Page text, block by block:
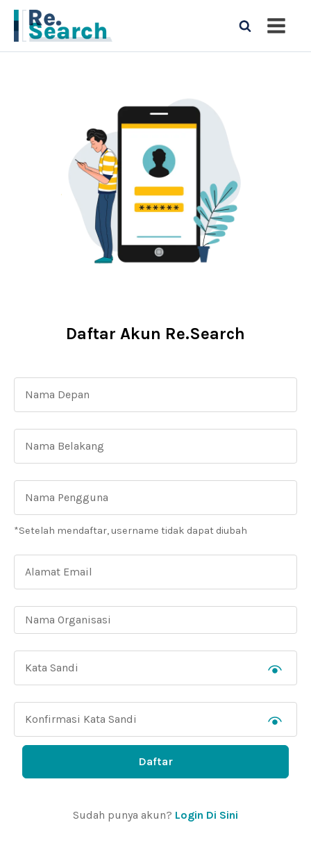
Daftar Akun Re.Search
*Setelah mendaftar, username tidak dapat diubah
Daftar
Sudah punya akun? Login Di Sini